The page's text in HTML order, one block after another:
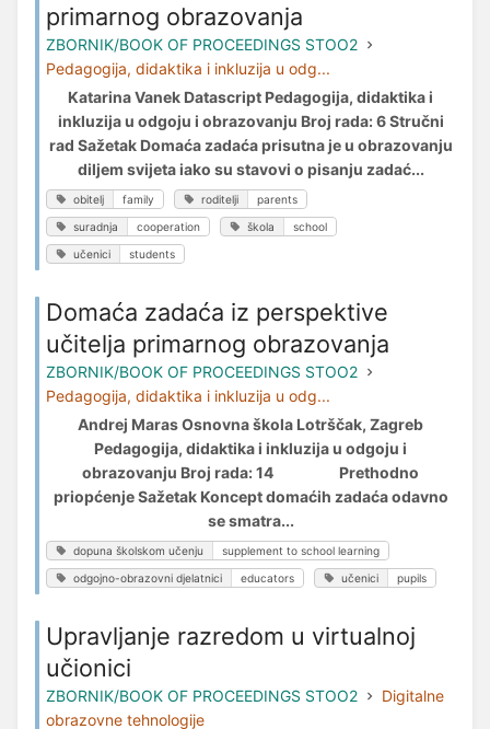
primarnog obrazovanja
ZBORNIK/BOOK OF PROCEEDINGS STOO2
Pedagogija, didaktika i inkluzija u odg...
Katarina Vanek Datascript Pedagogija, didaktika i
inkluzija u odgoju i obrazovanju Broj rada: 6 Stručni
rad Sažetak Domaća zadaća prisutna je u obrazovanju
diljem svijeta iako su stavovi o pisanju zadać...
obitelj family roditelji parents
suradnja cooperation škola school
učenici students
Domaća zadaća iz perspektive
učitelja primarnog obrazovanja
ZBORNIK/BOOK OF PROCEEDINGS STOO2
Pedagogija, didaktika i inkluzija u odg...
Andrej Maras Osnovna škola Lotrščak, Zagreb
Pedagogija, didaktika i inkluzija u odgoju i
obrazovanju Broj rada: 14 Prethodno
priopćenje Sažetak Koncept domaćih zadaća odavno
se smatra...
dopuna školskom učenju supplement to school learning
odgojno-obrazovni djelatnici educators učenici pupils
Upravljanje razredom u virtualnoj
učionici
ZBORNIK/BOOK OF PROCEEDINGS STOO2
Digitalne
obrazovne tehnologije